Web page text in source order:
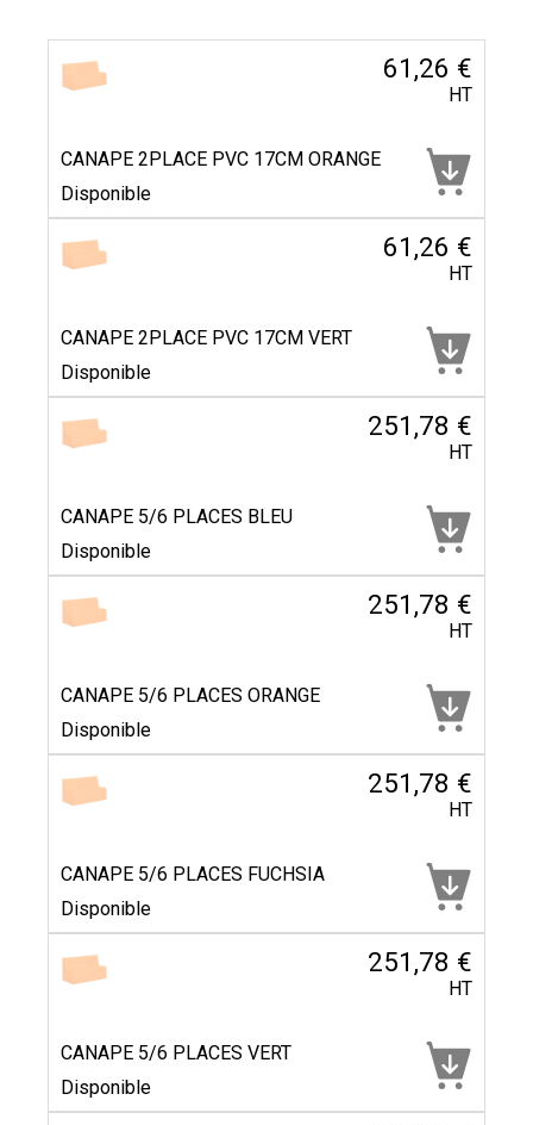
61,26 €
HT
CANAPE 2PLACE PVC 17CM ORANGE
Disponible
61,26 €
HT
CANAPE 2PLACE PVC 17CM VERT
Disponible
251,78 €
HT
CANAPE 5/6 PLACES BLEU
Disponible
251,78 €
HT
CANAPE 5/6 PLACES ORANGE
Disponible
251,78 €
HT
CANAPE 5/6 PLACES FUCHSIA
Disponible
251,78 €
HT
CANAPE 5/6 PLACES VERT
Disponible